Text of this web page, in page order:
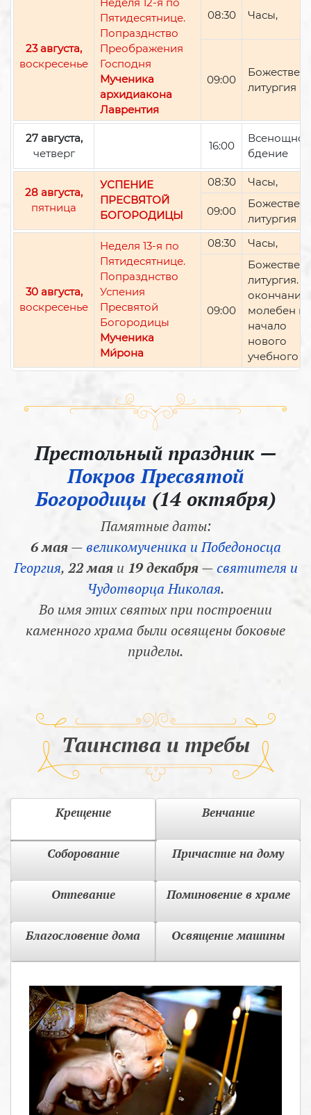
23 августа,
воскресенье
Неделя 12-я по
Пятидесятнице.
Попразднство
Преображения
Господня
Мученика
архидиакона
Лаврентия
08:30 Часы,
09:00
литургия
27 августа,
четверг
16:00
Всенощное
бдение
28 августа,
пятница
УСПЕНИЕ
ПРЕСВЯТОЙ
БОГОРОДИЦЫ
08:30 Часы,
09:00
литургия
30 августа,
воскресенье
Неделя 13-я по
Пятидесятнице.
Попразднство
Успения
Пресвятой
Богородицы
Мученика
Ми́рона
08:30 Часы,
09:00
литургия.
окончании
молебен
начало
нового
учебного
Престольный праздник —
Покров Пресвятой
Богородицы (14 октября)
Памятные даты:
6 мая—великомученика и Победоносца
Георгия, 22 маяи 19 декабря—святителя и
Чудотворца Николая.
Во имя этих святых при построении
каменного храма были освящены боковые
приделы.
Таинства и требы
Крещение Венчание
Соборование Причастие на дому
Отпевание Поминовение в храме
Благословение дома Освящение машины